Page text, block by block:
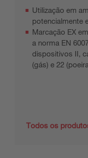
Utilização em
potencialmente
Marcação EX
a norma EN
dispositivos II,
(gás) e 22
Todos os